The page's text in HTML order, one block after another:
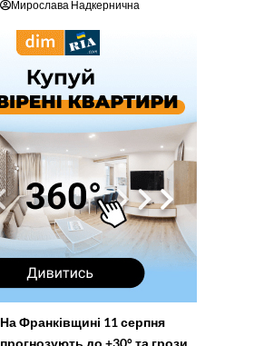
Мирослава Надкернична
На Франківщині 11 серпня